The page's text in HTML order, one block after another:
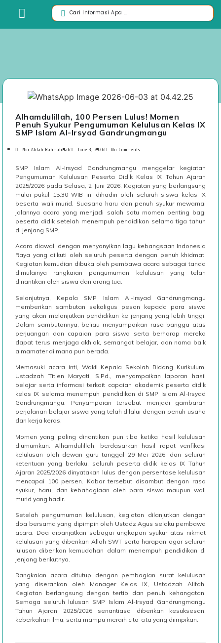
Alhamdulillah, 100 Persen Lulus! Momen
Penuh Syukur Pengumuman Kelulusan Kelas IX
SMP Islam Al-Irsyad Gandrungmangu
Nur Alifah Rahmahilah June 3, 2026 No Comments
SMP Islam Al-Irsyad Gandrungmangu menggelar kegiatan
Pengumuman Kelulusan Peserta Didik Kelas IX Tahun Ajaran
2025/2026 pada Selasa, 2 Juni 2026. Kegiatan yang berlangsung
mulai pukul 15.30 WIB ini dihadiri oleh seluruh siswa kelas IX
beserta wali murid. Suasana haru dan penuh syukur mewarnai
jalannya acara yang menjadi salah satu momen penting bagi
peserta didik setelah menempuh pendidikan selama tiga tahun
di jenjang SMP.
Acara diawali dengan menyanyikan lagu kebangsaan Indonesia
Raya yang diikuti oleh seluruh peserta dengan penuh khidmat.
Kegiatan kemudian dibuka oleh pembawa acara sebagai tanda
dimulainya rangkaian pengumuman kelulusan yang telah
dinantikan oleh siswa dan orang tua.
Selanjutnya, Kepala SMP Islam Al-Irsyad Gandrungmangu
memberikan sambutan sekaligus pesan kepada para siswa
yang akan melanjutkan pendidikan ke jenjang yang lebih tinggi.
Dalam sambutannya, beliau menyampaikan rasa bangga atas
perjuangan dan capaian para siswa serta berharap mereka
dapat terus menjaga akhlak, semangat belajar, dan nama baik
almamater di mana pun berada.
Memasuki acara inti, Wakil Kepala Sekolah Bidang Kurikulum,
Ustadzah Titien Maryati, S.Pd., menyampaikan laporan hasil
belajar serta informasi terkait capaian akademik peserta didik
kelas IX selama menempuh pendidikan di SMP Islam Al-Irsyad
Gandrungmangu. Penyampaian tersebut menjadi gambaran
perjalanan belajar siswa yang telah dilalui dengan penuh usaha
dan kerja keras.
Momen yang paling dinantikan pun tiba ketika hasil kelulusan
diumumkan. Alhamdulillah, berdasarkan hasil rapat verifikasi
kelulusan oleh dewan guru tanggal 29 Mei 2026, dan seluruh
ketentuan yang berlaku, seluruh peserta didik kelas IX Tahun
Ajaran 2025/2026 dinyatakan lulus dengan persentase kelulusan
mencapai 100 persen. Kabar tersebut disambut dengan rasa
syukur, haru, dan kebahagiaan oleh para siswa maupun wali
murid yang hadir.
Setelah pengumuman kelulusan, kegiatan dilanjutkan dengan
doa bersama yang dipimpin oleh Ustadz Agus selaku pembawa
acara. Doa dipanjatkan sebagai ungkapan syukur atas nikmat
kelulusan yang diberikan Allah SWT serta harapan agar seluruh
lulusan diberikan kemudahan dalam menempuh pendidikan di
jenjang berikutnya.
Rangkaian acara ditutup dengan pembagian surat kelulusan
yang diserahkan oleh Manager Kelas IX, Ustadzah Alifah.
Kegiatan berlangsung dengan tertib dan penuh kehangatan.
Semoga seluruh lulusan SMP Islam Al-Irsyad Gandrungmangu
Tahun Ajaran 2025/2026 senantiasa diberikan kesuksesan,
keberkahan ilmu, serta mampu meraih cita-cita yang diimpikan.